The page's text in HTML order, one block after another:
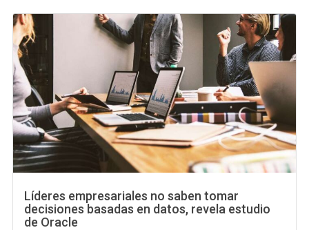
Líderes empresariales no saben tomar
decisiones basadas en datos, revela estudio
de Oracle